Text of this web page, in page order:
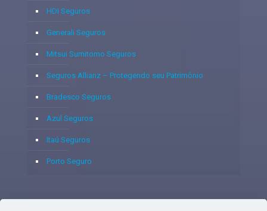
HDI Seguros
Generali Seguros
Mitsui Sumitomo Seguros
Seguros Allianz – Protegendo seu Patrimônio
Bradesco Seguros
Azul Seguros
Itaú Seguros
Porto Seguro